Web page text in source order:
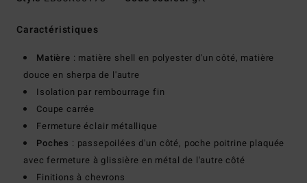
Caractéristiques
Matière : matière shell en polyester d'un côté, matière
douce en sherpa de l'autre
Isolation par rembourrage fin
Coupe carrée
Fermeture éclair métallique
Poches : passepoilées d'un côté, poche poitrine plaquée
avec fermeture à glissière en métal de l'autre côté
Finitions à chevrons